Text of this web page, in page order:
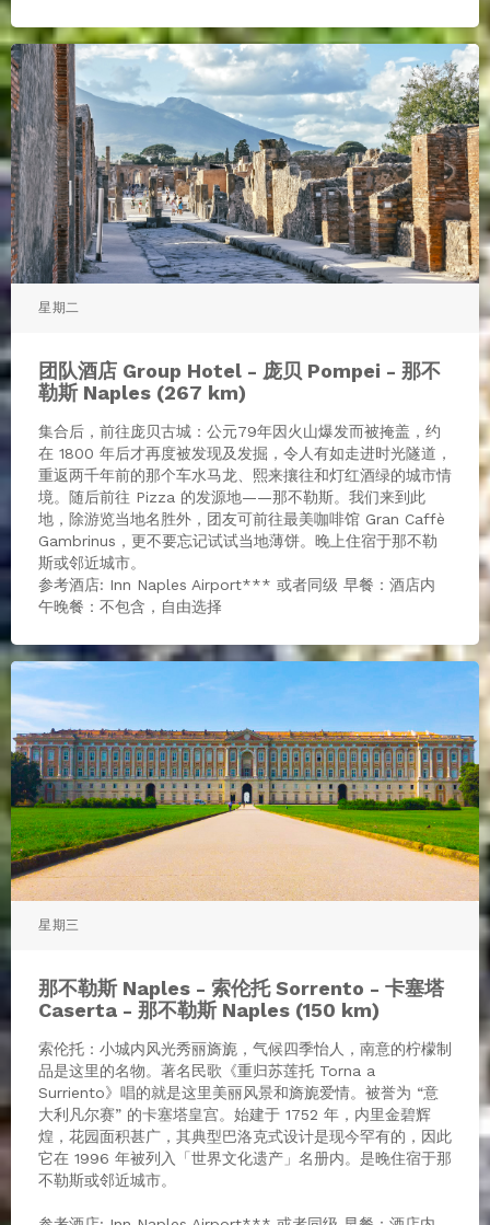
星期二
团队酒店 Group Hotel - 庞贝 Pompei - 那不
勒斯 Naples (267 km)
集合后，前往庞贝古城：公元79年因火山爆发而被掩盖，约
在 1800 年后才再度被发现及发掘，令人有如走进时光隧道，
重返两千年前的那个车水马龙、熙来攘往和灯红酒绿的城市情
境。随后前往 Pizza 的发源地——那不勒斯。我们来到此
地，除游览当地名胜外，团友可前往最美咖啡馆 Gran Caffè
Gambrinus，更不要忘记试试当地薄饼。晚上住宿于那不勒
斯或邻近城市。
参考酒店: Inn Naples Airport*** 或者同级 早餐：酒店内
午晚餐：不包含，自由选择
星期三
那不勒斯 Naples - 索伦托 Sorrento - 卡塞塔
Caserta - 那不勒斯 Naples (150 km)
索伦托：小城内风光秀丽旖旎，气候四季怡人，南意的柠檬制
品是这里的名物。著名民歌《重归苏莲托 Torna a
Surriento》唱的就是这里美丽风景和旖旎爱情。被誉为 “意
大利凡尔赛” 的卡塞塔皇宫。始建于 1752 年，内里金碧辉
煌，花园面积甚广，其典型巴洛克式设计是现今罕有的，因此
它在 1996 年被列入「世界文化遗产」名册内。是晚住宿于那
不勒斯或邻近城市。